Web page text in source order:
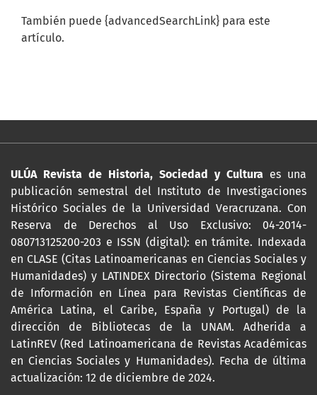
También puede {advancedSearchLink} para este
artículo.
ULÚA Revista de Historia, Sociedad y Cultura es una
publicación semestral del Instituto de Investigaciones
Histórico Sociales de la Universidad Veracruzana. Con
Reserva de Derechos al Uso Exclusivo: 04-2014-
080713125200-203 e ISSN (digital): en trámite. Indexada
en CLASE (Citas Latinoamericanas en Ciencias Sociales y
Humanidades) y LATINDEX Directorio (Sistema Regional
de Información en Línea para Revistas Científicas de
América Latina, el Caribe, España y Portugal) de la
dirección de Bibliotecas de la UNAM. Adherida a
LatinREV (Red Latinoamericana de Revistas Académicas
en Ciencias Sociales y Humanidades). Fecha de última
actualización: 12 de diciembre de 2024.